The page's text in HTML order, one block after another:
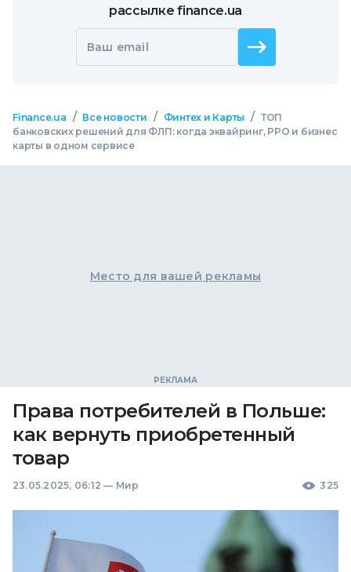
рассылке finance.ua
Ваш email
Finance.ua / Все новости / Финтех и Карты / ТОП
банковских решений для ФЛП: когда эквайринг, РРО и бизнес
карты в одном сервисе
Место для вашей рекламы
Права потребителей в Польше:
как вернуть приобретенный
товар
23.05.2025, 06:12 — Мир 325